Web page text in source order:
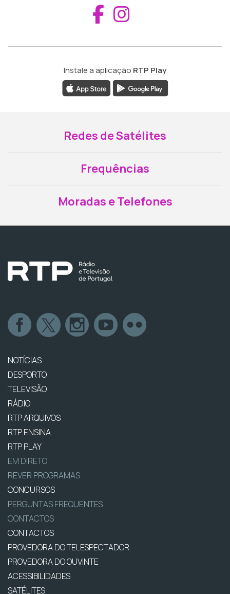
Aceder ao
Instale a aplicação RTP Play
Redes de Satélites
Frequências
Moradas e Telefones
NOTÍCIAS
DESPORTO
TELEVISÃO
RÁDIO
RTP ARQUIVOS
RTP ENSINA
RTP PLAY
EM DIRETO
REVER PROGRAMAS
CONCURSOS
PERGUNTAS FREQUENTES
CONTACTOS
CONTACTOS
PROVEDORA DO TELESPECTADOR
PROVEDORA DO OUVINTE
ACESSIBILIDADES
SATÉLITES